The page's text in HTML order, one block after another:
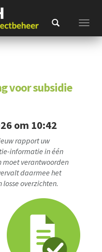
voor subsidie
om 10:42
rapport uw
informatie in één
moet verantwoorden
daarmee het
overzichten.